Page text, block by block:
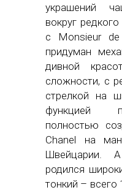
украшений
вокруг
с Monsieur
придуман
дивной
сложности, c
стрелкой на
функцией
полностью
Сhanel на
Швейцарии.
родился
тонкий – всего